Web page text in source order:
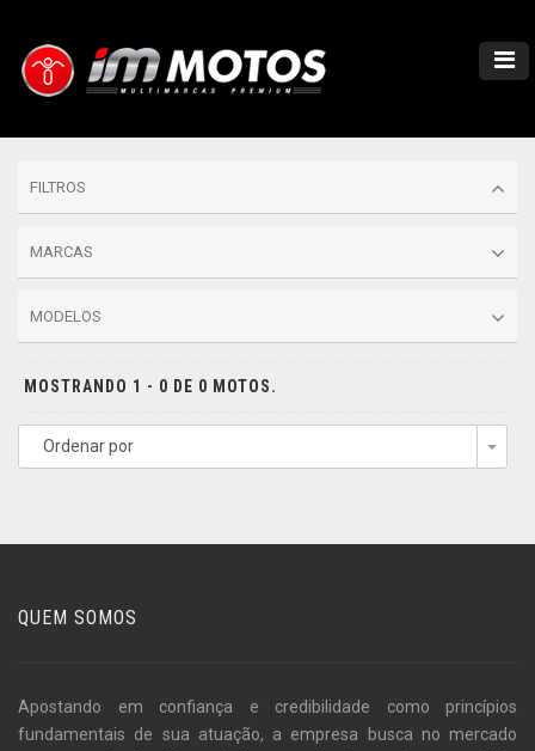
FILTROS
MARCAS
MODELOS
MOSTRANDO 1 - 0 DE 0 MOTOS.
Ordenar por
QUEM SOMOS
Apostando em confiança e credibilidade como princípios
fundamentais de sua atuação, a empresa busca no mercado